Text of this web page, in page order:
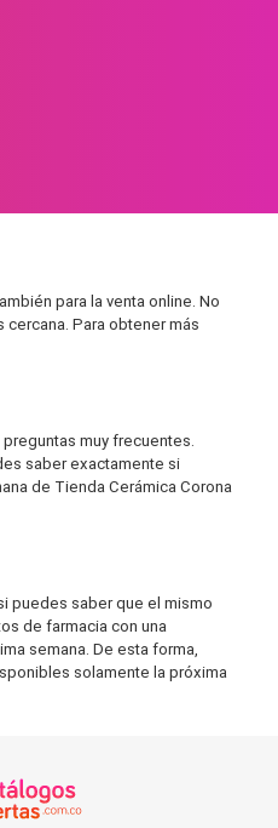
para la venta online. No
Para obtener más
muy frecuentes.
saber exactamente si
de Tienda Cerámica Corona
puedes saber que el mismo
de farmacia con una
semana. De esta forma,
solamente la próxima